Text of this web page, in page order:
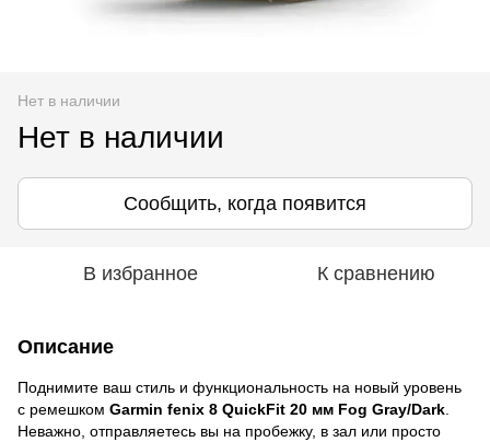
Нет в наличии
Нет в наличии
Сообщить, когда появится
В избранное К сравнению
Описание
Поднимите ваш стиль и функциональность на новый уровень
с ремешком Garmin fenix 8 QuickFit 20 мм Fog Gray/Dark
Неважно, отправляетесь вы на пробежку, в зал или просто